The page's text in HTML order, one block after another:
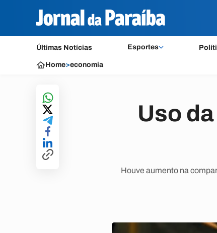
Últimas Notícias Esportes
Home>economia
Uso
Houve aumento na